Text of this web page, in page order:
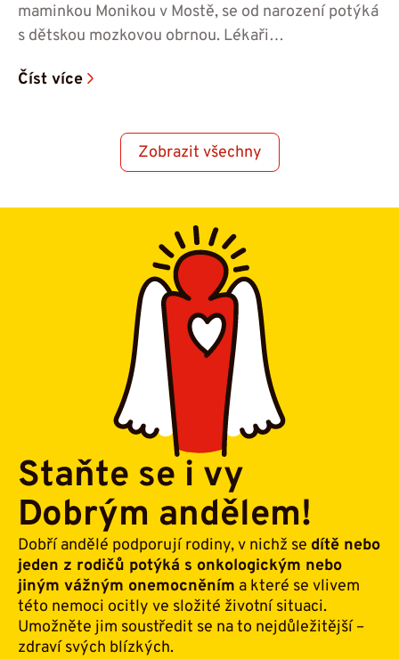
maminkou Monikou v Mostě, se od narození potýká
s dětskou mozkovou obrnou. Lékaři…
Číst více
Zobrazit všechny
Staňte se i vy
Dobrým andělem!
Dobří andělé podporují rodiny, v nichž se dítě nebo
jeden z rodičů potýká s onkologickým nebo
jiným vážným onemocněním a které se vlivem
této nemoci ocitly ve složité životní situaci.
Umožněte jim soustředit se na to nejdůležitější –
zdraví svých blízkých.